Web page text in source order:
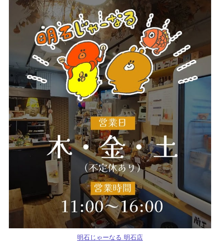
明石じゃーなる 明石店